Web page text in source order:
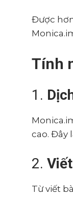
Được
Tính
1.
cao. Đây
2.
Từ viết